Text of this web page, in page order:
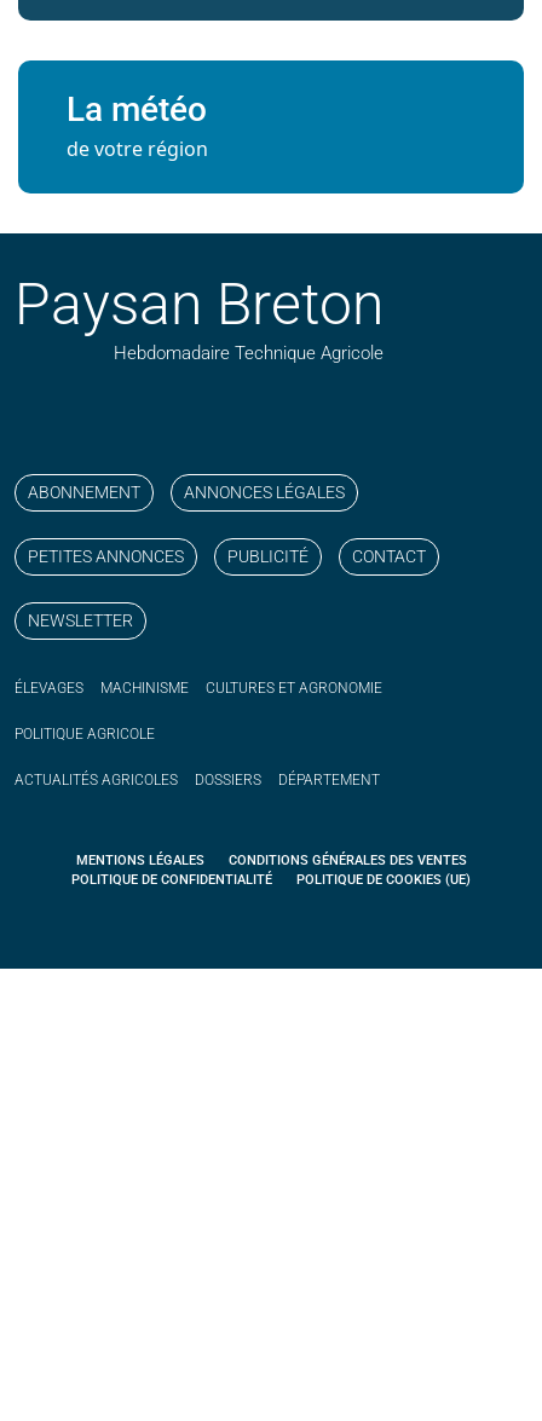
La météo
de votre région
Paysan Breton
Hebdomadaire Technique Agricole
ABONNEMENT ANNONCES LÉGALES
PETITES ANNONCES PUBLICITÉ CONTACT
NEWSLETTER
ÉLEVAGES MACHINISME CULTURES ET AGRONOMIE
POLITIQUE AGRICOLE
ACTUALITÉS AGRICOLES DOSSIERS DÉPARTEMENT
MENTIONS LÉGALES
CONDITIONS GÉNÉRALES DES VENTES
POLITIQUE DE CONFIDENTIALITÉ
POLITIQUE DE COOKIES (UE)